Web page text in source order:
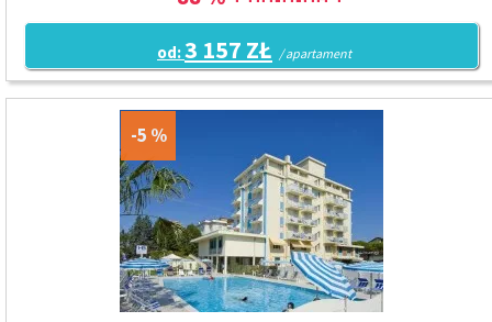
od:3 157 ZŁ / apartament
5